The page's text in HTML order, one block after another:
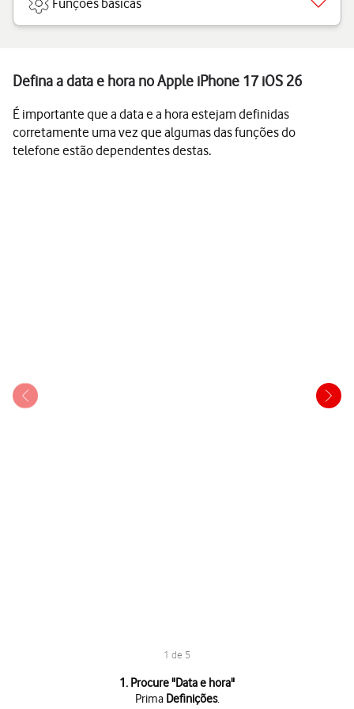
Funções básicas
Defina a data e hora no Apple iPhone 17 iOS 26
É importante que a data e a hora estejam definidas
corretamente uma vez que algumas das funções do
telefone estão dependentes destas.
1 de 5
1. Procure "Data e hora"
Prima Definições.